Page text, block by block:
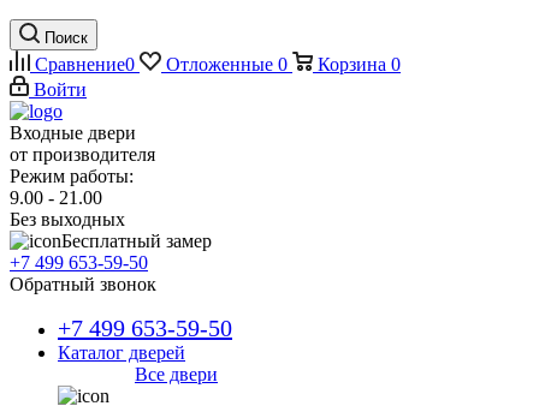
Поиск
Сравнение0 Отложенные 0 Корзина 0
Войти
Входные двери
от производителя
Режим работы:
9.00 - 21.00
Без выходных
Бесплатный замер
+7 499 653-59-50
Обратный звонок
+7 499 653-59-50
Каталог дверей
Все двери